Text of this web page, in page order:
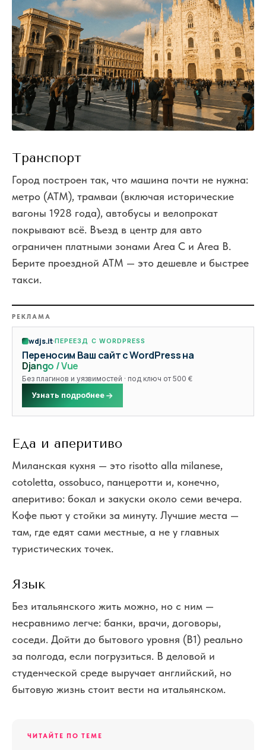
Транспорт
Город построен так, что машина почти не нужна:
метро (ATM), трамваи (включая исторические
вагоны 1928 года), автобусы и велопрокат
покрывают всё. Въезд в центр для авто
ограничен платными зонами Area C и Area B.
Берите проездной ATM — это дешевле и быстрее
такси.
РЕКЛАМА
wdjs.it ПЕРЕЕЗД С WORDPRESS
Переносим Ваш сайт с WordPress на
Django / Vue
Без плагинов и уязвимостей · под ключ от 500 €
Узнать подробнее
Еда и аперитиво
Миланская кухня — это risotto alla milanese,
cotoletta, ossobuco, панцеротти и, конечно,
аперитиво: бокал и закуски около семи вечера.
Кофе пьют у стойки за минуту. Лучшие места —
там, где едят сами местные, а не у главных
туристических точек.
Язык
Без итальянского жить можно, но с ним —
несравнимо легче: банки, врачи, договоры,
соседи. Дойти до бытового уровня (B1) реально
за полгода, если погрузиться. В деловой и
студенческой среде выручает английский, но
бытовую жизнь стоит вести на итальянском.
ЧИТАЙТЕ ПО ТЕМЕ